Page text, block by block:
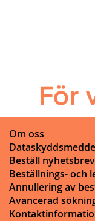
Om oss
Beställ nyhetsbrev
Beställnings- och
Annullering av
Avancerad